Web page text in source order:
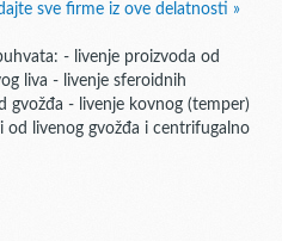
sve firme iz ove delatnosti »
- livenje proizvoda od
liva - livenje sferoidnih
gvožđa - livenje kovnog (temper)
od livenog gvožđa i centrifugalno